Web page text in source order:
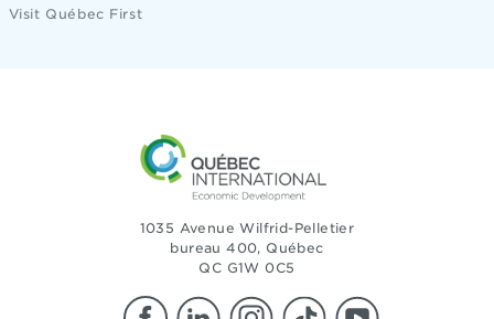
Visit Québec First
1035 Avenue Wilfrid-Pelletier
bureau 400, Québec
QC G1W 0C5